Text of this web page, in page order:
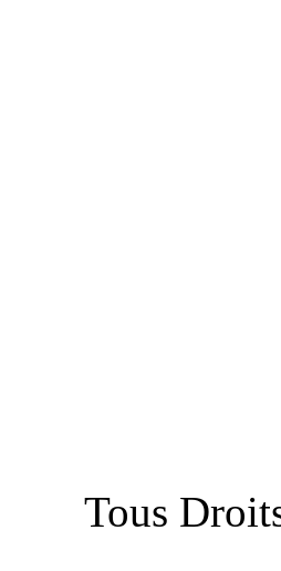
Tous